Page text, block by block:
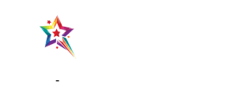
-